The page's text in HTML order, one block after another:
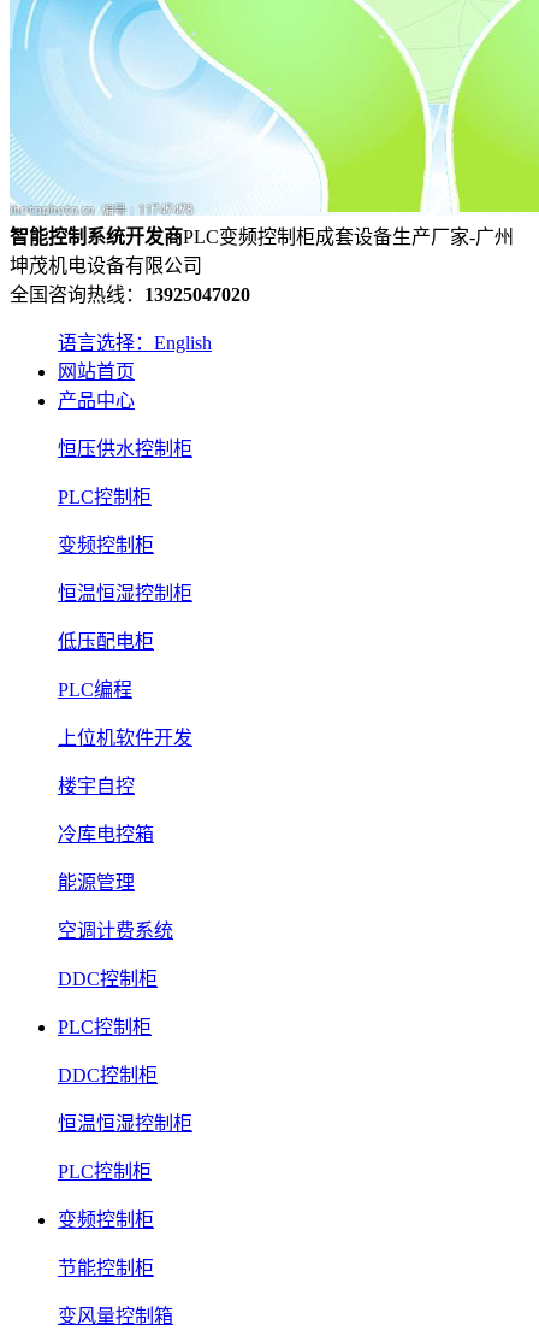
智能控制系统开发商PLC变频控制柜成套设备生产厂家-广州
坤茂机电设备有限公司
全国咨询热线： 13925047020
语言选择：English
网站首页
产品中心
恒压供水控制柜
PLC控制柜
变频控制柜
恒温恒湿控制柜
低压配电柜
PLC编程
上位机软件开发
楼宇自控
冷库电控箱
能源管理
空调计费系统
DDC控制柜
PLC控制柜
DDC控制柜
恒温恒湿控制柜
PLC控制柜
变频控制柜
节能控制柜
变风量控制箱